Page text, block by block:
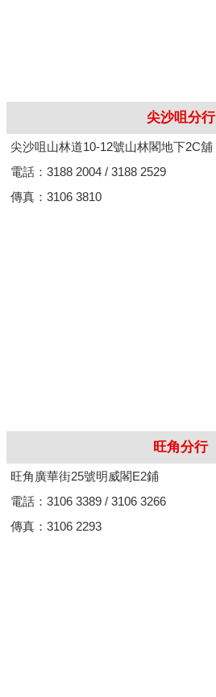
尖沙咀分行
尖沙咀山林道10-12號山林閣地下2C舖
電話：3188 2004 / 3188 2529
傳真：3106 3810
旺角分行
旺角廣華街25號明威閣E2鋪
電話：3106 3389 / 3106 3266
傳真：3106 2293